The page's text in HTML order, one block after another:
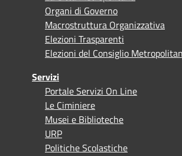
Organi di Governo
Macrostruttura Organizzativa
Elezioni Trasparenti
Elezioni del Consiglio
Servizi
Portale Servizi On Line
Le Ciminiere
Musei e Biblioteche
URP
Politiche Scolastiche